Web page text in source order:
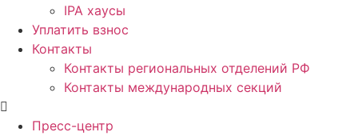
IPA хаусы
Уплатить взнос
Контакты
Контакты региональных отделений РФ
Контакты международных секций
Пресс-центр